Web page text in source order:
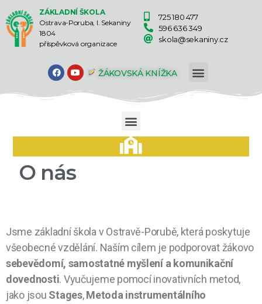
ZÁKLADNÍ ŠKOLA
Ostrava-Poruba, I. Sekaniny
1804
příspěvková organizace
725 180 477
596 636 349
skola@sekaniny.cz
ŽÁKOVSKÁ KNÍŽKA
O nás
Jsme základní škola v Ostravě-Porubě, která poskytuje
všeobecné vzdělání. Naším cílem je podporovat žákovo
sebevědomí, samostatné myšlení a komunikační
dovednosti. Vyučujeme pomocí inovativních metod,
jako jsou Stages,Metoda instrumentálního